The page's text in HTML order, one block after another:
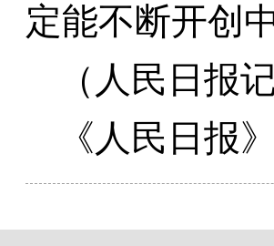
定能不断开创
（人民日报
《人民日报